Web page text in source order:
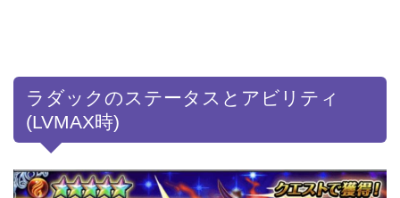
ラダックのステータスとアビリティ
(LVMAX時)